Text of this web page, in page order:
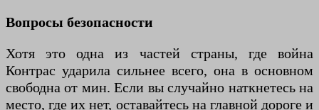
Вопросы безопасности
Хотя это одна из частей страны, где война
Контрас ударила сильнее всего, она в основном
свободна от мин. Если вы случайно наткнетесь на
место, где их нет, оставайтесь на главной дороге и